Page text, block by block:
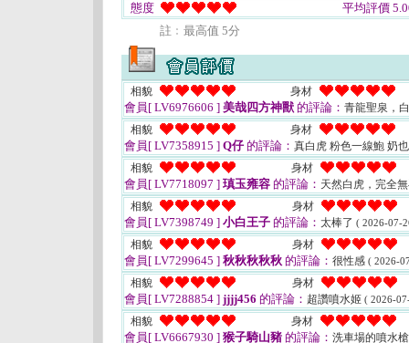
態度
平均評價
註﹕最高值 5分
相貌 身材
會員[ LV6976606 ] 美哉四方神獸 的評論： 青龍聖泉，
相貌
身材
會員[ LV7358915 ] Q仔的評論： 真白虎 粉色一線鮑 奶
相貌
身材
會員[ LV7718097 ] 瑱玉雍容 的評論： 天然白虎，完全
相貌
身材
會員[ LV7398749 ] 小白王子 的評論： 太棒了 ( 2026-07-
相貌 身材
會員[ LV7299645 ] 秋秋秋秋秋 的評論： 很性感 ( 2026-
相貌 身材
會員[ LV7288854 ] jjjj456 的評論： 超讚噴水姬 ( 2026-
相貌 身材
會員[ LV6667930 ] 猴子騎山豬 的評論： 洗車場的噴水